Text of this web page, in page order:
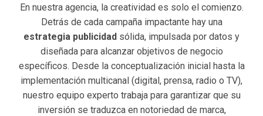
En nuestra agencia, la creatividad es solo el comienzo.
Detrás de cada campaña impactante hay una
estrategia publicidad sólida, impulsada por datos y
diseñada para alcanzar objetivos de negocio
específicos. Desde la conceptualización inicial hasta la
implementación multicanal (digital, prensa, radio o TV),
nuestro equipo experto trabaja para garantizar que su
inversión se traduzca en notoriedad de marca,